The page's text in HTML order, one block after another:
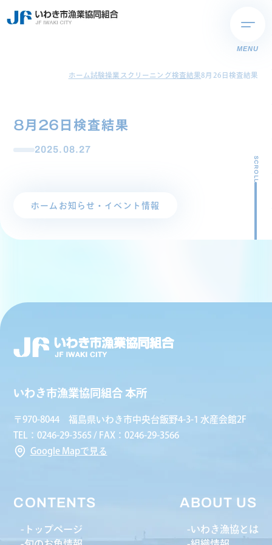
MENU
ホーム試験操業スクリーニング検査結果8月26日検査結果
8月26日検査結果
2025.08.27
ホーム お知らせ・イベント情報
SCROLL
いわき市漁業協同組合 本所
〒970-8044 福島県いわき市中央台飯野4-3-1 水産会館2F
TEL：0246-29-3565 / FAX：0246-29-3566
Google Mapで見る
CONTENTS
トップページ
ABOUT US
いわき漁協とは